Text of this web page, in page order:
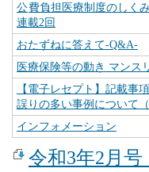
公費負担医療制度のしく
連載2回
おたずねに答えて-Q&A-
医療保険等の動き マンス
【電子レセプト】記載事
誤りの多い事例について（
インフォメーション
令和3年2月号